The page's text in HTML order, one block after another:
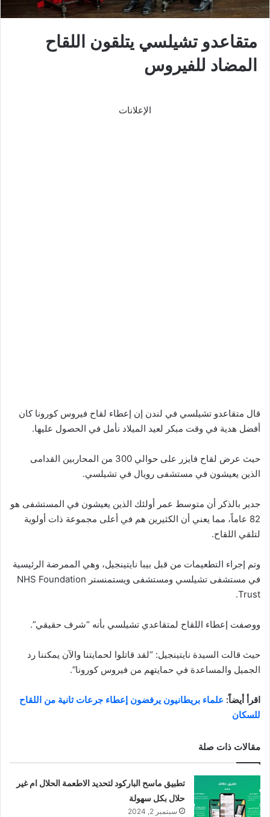
متقاعدو تشيلسي يتلقون اللقاح
المضاد للفيروس
الإعلانات
قال متقاعدو تشيلسي في لندن إن إعطاء لقاح فيروس كورونا كان
أفضل هدية في وقت مبكر لعيد الميلاد نأمل في الحصول عليها.
حيث عرض لقاح فايزر على حوالي 300 من المحاربين القدامى
الذين يعيشون في مستشفى رويال في تشيلسي.
جدير بالذكر أن متوسط ​​عمر أولئك الذين يعيشون في المستشفى هو
82 عاماً، مما يعني أن الكثيرين هم في أعلى مجموعة ذات أولوية
لتلقي اللقاح.
وتم إجراء التطعيمات من قبل بيبا نايتينجيل، وهي الممرضة الرئيسية
في مستشفى تشيلسي ومستشفى ويستمنستر NHS Foundation
Trust.
ووصفت إعطاء اللقاح لمتقاعدي تشيلسي بأنه “شرف حقيقي”.
حيث قالت السيدة نايتينجيل: “لقد قاتلوا لحمايتنا والآن يمكننا رد
الجميل والمساعدة في حمايتهم من فيروس كورونا”.
اقرأ أيضاً: علماء بريطانيون يرفضون إعطاء جرعات ثانية من اللقاح
للسكان
مقالات ذات صلة
تطبيق ماسح الباركود لتحديد الاطعمة الحلال ام غير
حلال بكل سهولة
سبتمبر 2, 2024